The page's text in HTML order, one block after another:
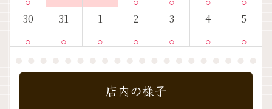
30
○
31
○
1
○
2
○
3
○
4
○
5
○
店内の様子